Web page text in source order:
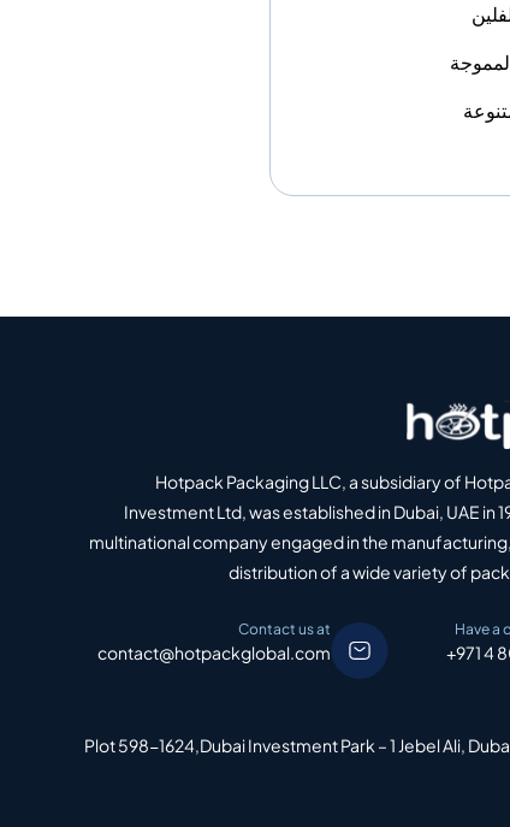
Hotpack Packaging LLC, a subsidiary of
Investment Ltd, was established in Dubai, UAE in
multinational company engaged in the
distribution of a wide variety of
Have a
+971 4
Contact us at
contact@hotpackglobal.com
Plot 598-1624,Dubai Investment Park – 1 Jebel Ali,